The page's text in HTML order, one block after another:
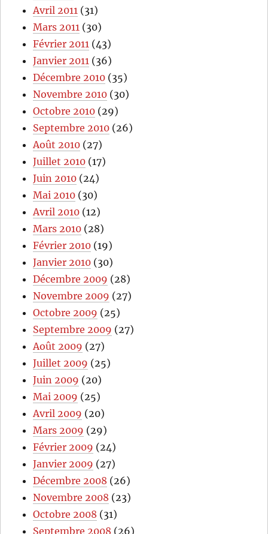
Avril 2011 (31)
Mars 2011 (30)
Février 2011 (43)
Janvier 2011 (36)
Décembre 2010 (35)
Novembre 2010 (30)
Octobre 2010 (29)
Septembre 2010 (26)
Août 2010 (27)
Juillet 2010 (17)
Juin 2010 (24)
Mai 2010 (30)
Avril 2010 (12)
Mars 2010 (28)
Février 2010 (19)
Janvier 2010 (30)
Décembre 2009 (28)
Novembre 2009 (27)
Octobre 2009 (25)
Septembre 2009 (27)
Août 2009 (27)
Juillet 2009 (25)
Juin 2009 (20)
Mai 2009 (25)
Avril 2009 (20)
Mars 2009 (29)
Février 2009 (24)
Janvier 2009 (27)
Décembre 2008 (26)
Novembre 2008 (23)
Octobre 2008 (31)
Septembre 2008 (26)